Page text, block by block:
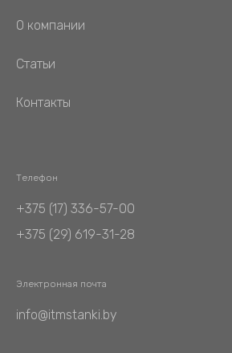
О компании
Статьи
Контакты
Телефон
+375 (17) 336-57-00
+375 (29) 619-31-28
Электронная почта
info@itmstanki.by